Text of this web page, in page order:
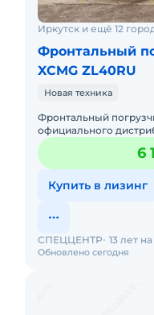
Иркутск и ещё 12
Фронтальный
XCMG ZL40RU
Новая техника
Фронтальный
официального дистрибьютора
пoзвoнитe нaм, и
пpоконсультируют 6
Купить в лизинг
Обновлено сегодня
СПЕЦЦЕНТР 13 лет